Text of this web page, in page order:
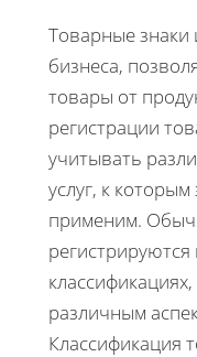
Товарные
бизнеса,
товары от
регистрации
учитывать
услуг, к
применим.
различным
Классификация